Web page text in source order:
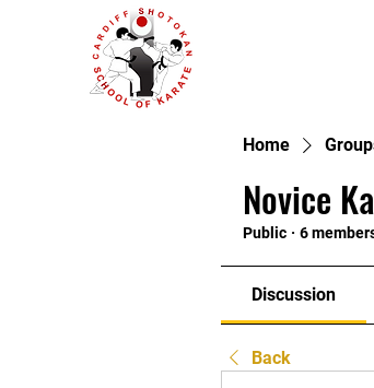
Home
Novice
Public · 6
Discussion
Back